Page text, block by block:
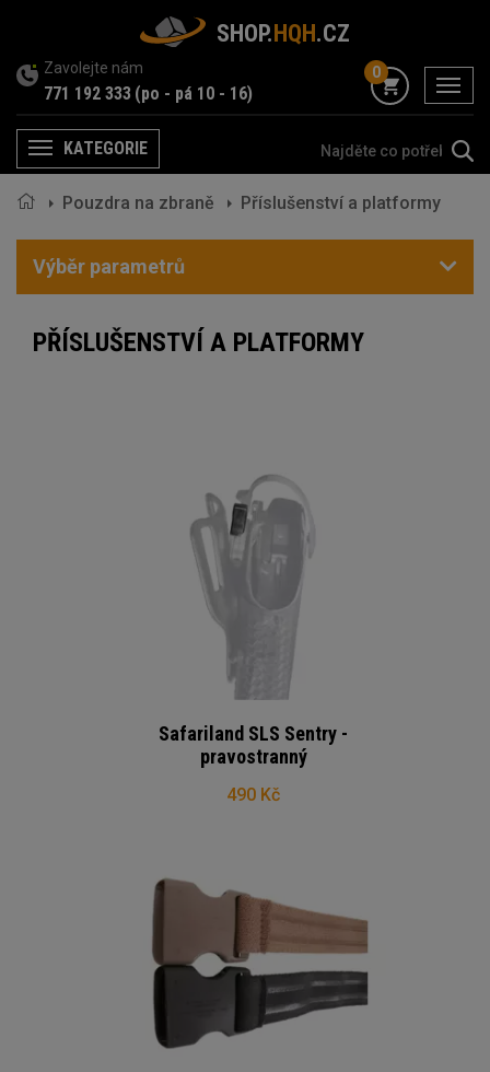
SHOP.HQH.CZ
Zavolejte nám
771 192 333 (po - pá 10 - 16) menu
0
MenuKATEGORIE
Pouzdra na zbraně Příslušenství a platformy
Výběr parametrů
PŘÍSLUŠENSTVÍ A PLATFORMY
Safariland SLS Sentry -
pravostranný
490 Kč